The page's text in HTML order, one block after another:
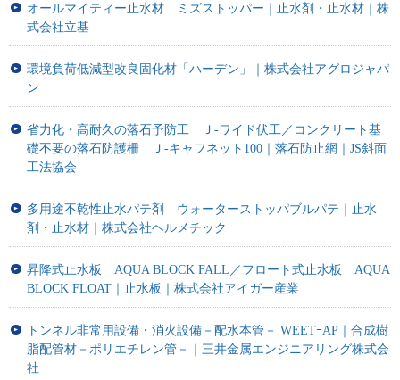
オールマイティー止水材 ミズストッパー｜止水剤・止水材｜株
式会社立基
環境負荷低減型改良固化材「ハーデン」｜株式会社アグロジャパ
ン
省力化・高耐久の落石予防工 Ｊ-ワイド伏工／コンクリート基
礎不要の落石防護柵 Ｊ-キャフネット100｜落石防止網｜JS斜面
工法協会
多用途不乾性止水パテ剤 ウォーターストッパブルパテ｜止水
剤・止水材｜株式会社ヘルメチック
昇降式止水板 AQUA BLOCK FALL／フロート式止水板 AQUA
BLOCK FLOAT｜止水板｜株式会社アイガー産業
トンネル非常用設備・消火設備－配水本管－ WEETｰAP｜合成樹
脂配管材－ポリエチレン管－｜三井金属エンジニアリング株式会
社